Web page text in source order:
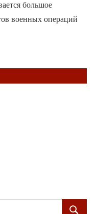
большое
военных операций